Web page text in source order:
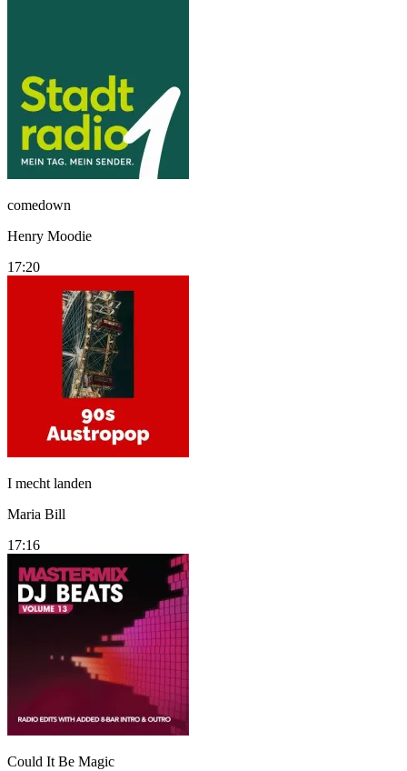
comedown
Henry Moodie
17:20
I mecht landen
Maria Bill
17:16
Could It Be Magic